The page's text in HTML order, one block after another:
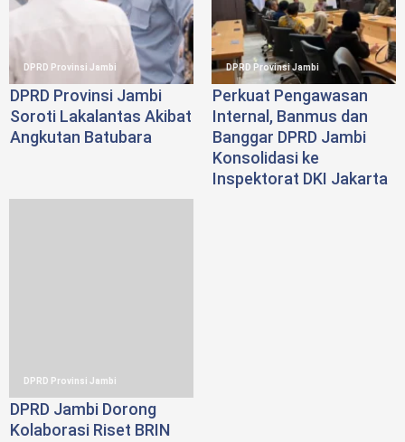
DPRD Provinsi Jambi
DPRD Provinsi Jambi
Soroti Lakalantas Akibat
Angkutan Batubara
DPRD Provinsi Jambi
Perkuat Pengawasan
Internal, Banmus dan
Banggar DPRD Jambi
Konsolidasi ke
Inspektorat DKI Jakarta
DPRD Provinsi Jambi
DPRD Jambi Dorong
Kolaborasi Riset BRIN